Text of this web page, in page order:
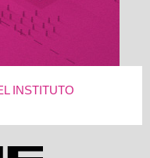
INSTITUTO